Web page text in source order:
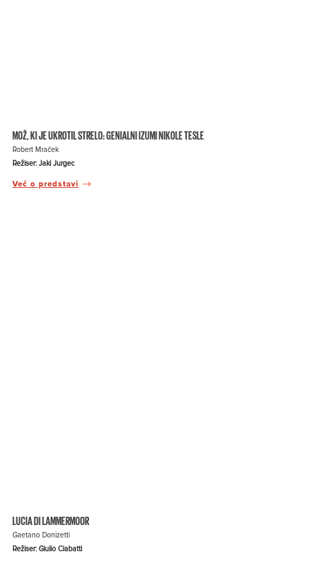
MOŽ, KI JE UKROTIL STRELO: GENIALNI IZUMI NIKOLE TESLE
Robert Mraček
Režiser: Jaki Jurgec
Več o predstavi
LUCIA DI LAMMERMOOR
Gaetano Donizetti
Režiser: Giulio Ciabatti